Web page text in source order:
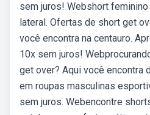
sem juros! Webshort
lateral. Ofertas de short get
você encontra na centauro.
10x sem juros!
get over? Aqui você encontra
em roupas masculinas
sem juros. Webencontre